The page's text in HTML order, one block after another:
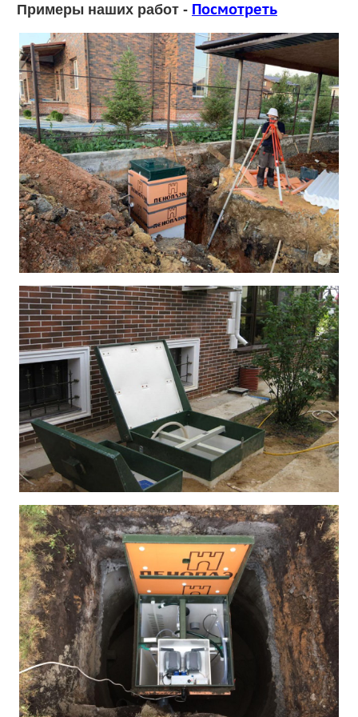
Примеры наших работ - Посмотреть